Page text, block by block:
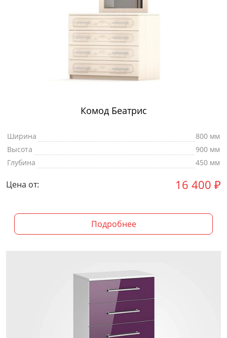
Комод Беатрис
Ширина
800 мм
Высота
900 мм
Глубина
450 мм
Цена от: 16 400 ₽
Подробнее